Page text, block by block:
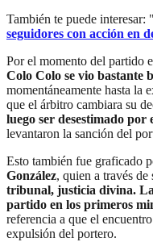
También te puede interesar: "
seguidores con acción en
Por el momento del partido
Colo Colo se vio bastante
momentáneamente hasta la
que el árbitro cambiara su
luego ser desestimado
levantaron la sanción del
Esto también fue graficado
González, quien a través de
tribunal, justicia divina.
partido en los primeros
referencia a que el
expulsión del portero.